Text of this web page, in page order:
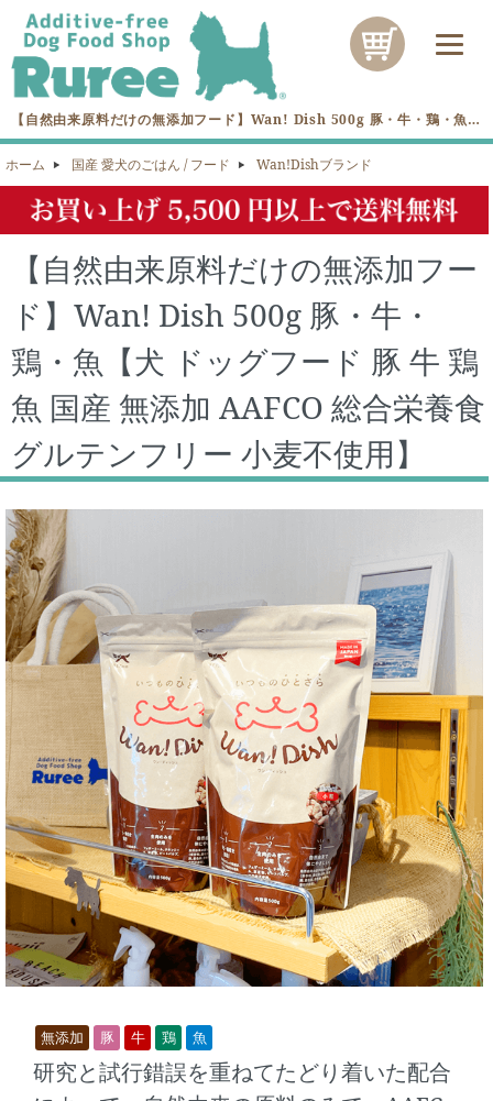
【自然由来原料だけの無添加フード】Wan! Dish 500g 豚・牛・鶏・魚
【犬 ドッグフード 豚 牛 鶏 魚 国産 無添加 AAFCO 総合栄養食 グルテンフ
リー 小麦不使用】を買うなら湘南の無添加愛犬フード専門店Rureeへ！
ホーム 国産 愛犬のごはん / フード Wan!Dishブランド
【自然由来原料だけの無添加フー
ド】Wan! Dish 500g 豚・牛・
鶏・魚【犬 ドッグフード 豚 牛 鶏
魚 国産 無添加 AAFCO 総合栄養食
グルテンフリー 小麦不使用】
無添加 豚 牛 鶏 魚
研究と試行錯誤を重ねてたどり着いた配合